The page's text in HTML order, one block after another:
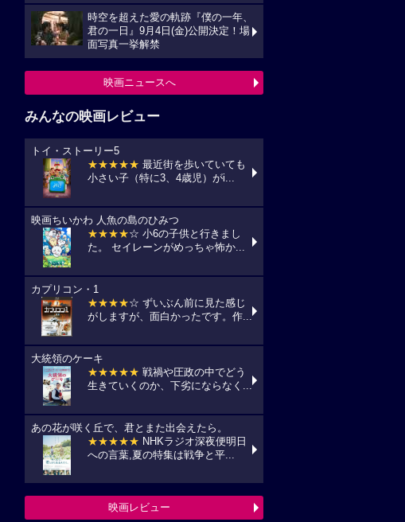
時空を超えた愛の軌跡『僕の一年、
君の一日』9月4日(金)公開決定！場
面写真一挙解禁
映画ニュースへ
みんなの映画レビュー
トイ・ストーリー5
★★★★★ 最近街を歩いていても
小さい子（特に3、4歳児）がi...
映画ちいかわ 人魚の島のひみつ
★★★★☆ 小6の子供と行きまし
た。 セイレーンがめっちゃ怖か...
カプリコン・1
★★★★☆ ずいぶん前に見た感じ
がしますが、面白かったです。作...
大統領のケーキ
★★★★★ 戦禍や圧政の中でどう
生きていくのか、下劣にならなく...
あの花が咲く丘で、君とまた出会えたら。
★★★★★ NHKラジオ深夜便明日
への言葉,夏の特集は戦争と平...
映画レビュー